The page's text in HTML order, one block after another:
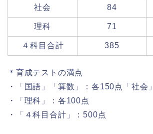
社会 84
理科 71
４科目合計 385
＊育成テストの満点
・「国語」「算数」：各150点「社会」
・「理科」：各100点
・「４科目合計」：500点